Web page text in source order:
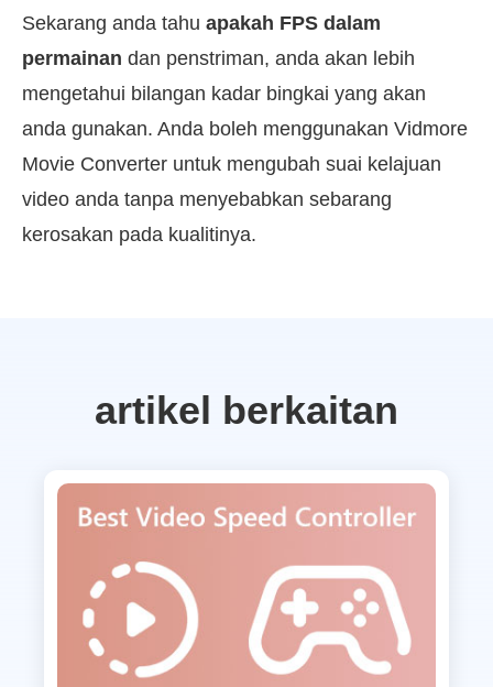
Sekarang anda tahu apakah FPS dalam
permainan dan penstriman, anda akan lebih
mengetahui bilangan kadar bingkai yang akan
anda gunakan. Anda boleh menggunakan Vidmore
Movie Converter untuk mengubah suai kelajuan
video anda tanpa menyebabkan sebarang
kerosakan pada kualitinya.
artikel berkaitan